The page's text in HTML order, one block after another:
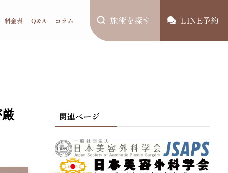
料金表 Q&A コラム 施術を探す LINE予約
関連ページ